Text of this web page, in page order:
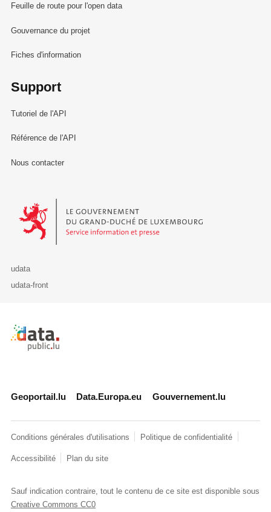
Feuille de route pour l'open data
Gouvernance du projet
Fiches d'information
Support
Tutoriel de l'API
Référence de l'API
Nous contacter
Le Gouvernement du Grand-Duché de Luxembourg - Service
udata
udata-front
Retour à l'accueil de data.public.lu
Geoportail.lu Data.Europa.eu Gouvernement.lu
Conditions générales d'utilisations Politique de confidentialité
Accessibilité Plan du site
Sauf indication contraire, tout le contenu de ce site est disponible sous
Creative Commons CC0